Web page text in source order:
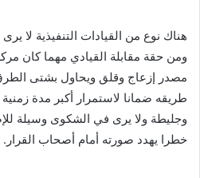
هناك نوع من القيادات التنفيذية لا
ومن حقة مقابلة القيادي مهما كان
مصدر إزعاج وقلق ويحاول بشتى
طريقه ضمانا لاستمرار أكبر مدة
وجليطة ولا يرى في الشكوى وسيلة
خطرا يهدد صورته أمام أصحاب القرار.